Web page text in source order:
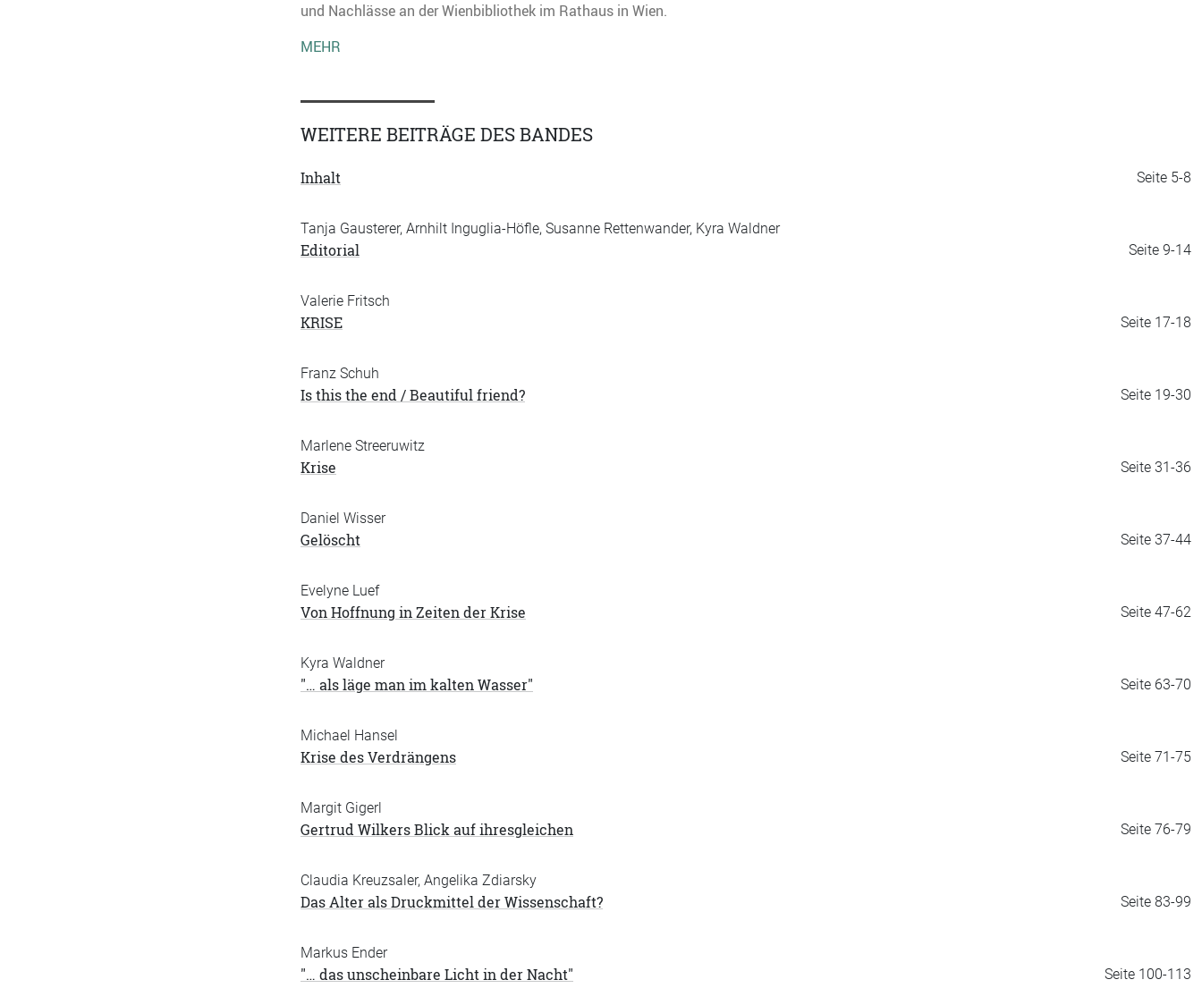
und Nachlässe an der Wienbibliothek im Rathaus in Wien.
MEHR
WEITERE BEITRÄGE DES BANDES
Seite 5-8
Inhalt
Tanja Gausterer, Arnhilt Inguglia-Höfle, Susanne Rettenwander, Kyra Waldner
Seite 9-14
Editorial
Valerie Fritsch
Seite 17-18
KRISE
Franz Schuh
Seite 19-30
Is this the end / Beautiful friend?
Marlene Streeruwitz
Seite 31-36
Krise
Daniel Wisser
Seite 37-44
Gelöscht
Evelyne Luef
Seite 47-62
Von Hoffnung in Zeiten der Krise
Kyra Waldner
Seite 63-70
"… als läge man im kalten Wasser"
Michael Hansel
Seite 71-75
Krise des Verdrängens
Margit Gigerl
Seite 76-79
Gertrud Wilkers Blick auf ihresgleichen
Claudia Kreuzsaler, Angelika Zdiarsky
Seite 83-99
Das Alter als Druckmittel der Wissenschaft?
Markus Ender
Seite 100-113
"… das unscheinbare Licht in der Nacht"